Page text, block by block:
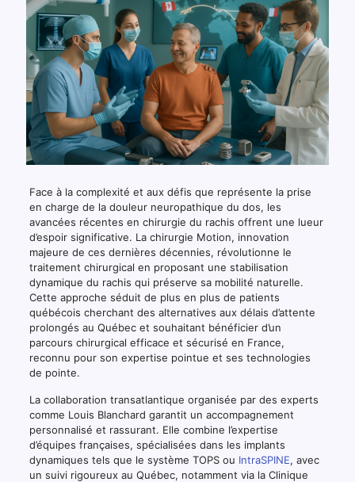
Face à la complexité et aux défis que représente la prise
en charge de la douleur neuropathique du dos, les
avancées récentes en chirurgie du rachis offrent une lueur
d’espoir significative. La chirurgie Motion, innovation
majeure de ces dernières décennies, révolutionne le
traitement chirurgical en proposant une stabilisation
dynamique du rachis qui préserve sa mobilité naturelle.
Cette approche séduit de plus en plus de patients
québécois cherchant des alternatives aux délais d’attente
prolongés au Québec et souhaitant bénéficier d’un
parcours chirurgical efficace et sécurisé en France,
reconnu pour son expertise pointue et ses technologies
de pointe.
La collaboration transatlantique organisée par des experts
comme Louis Blanchard garantit un accompagnement
personnalisé et rassurant. Elle combine l’expertise
d’équipes françaises, spécialisées dans les implants
dynamiques tels que le système TOPS ou IntraSPINE, avec
un suivi rigoureux au Québec, notamment via la Clinique